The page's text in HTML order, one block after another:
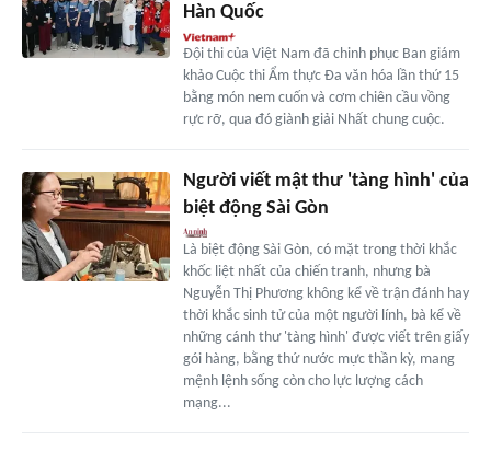
Hàn Quốc
Đội thi của Việt Nam đã chinh phục Ban giám
khảo Cuộc thi Ẩm thực Đa văn hóa lần thứ 15
bằng món nem cuốn và cơm chiên cầu vồng
rực rỡ, qua đó giành giải Nhất chung cuộc.
Người viết mật thư 'tàng hình' của
biệt động Sài Gòn
Là biệt động Sài Gòn, có mặt trong thời khắc
khốc liệt nhất của chiến tranh, nhưng bà
Nguyễn Thị Phương không kể về trận đánh hay
thời khắc sinh tử của một người lính, bà kể về
những cánh thư 'tàng hình' được viết trên giấy
gói hàng, bằng thứ nước mực thần kỳ, mang
mệnh lệnh sống còn cho lực lượng cách
mạng...